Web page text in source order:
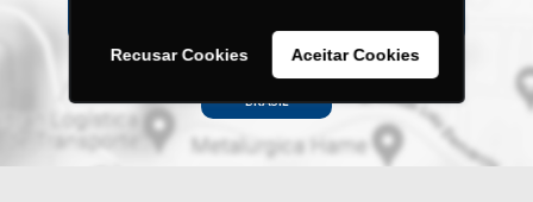
Recusar Cookies Aceitar Cookies
BRASIL